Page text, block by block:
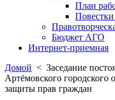
План
Повестки
Бюджет АГО
Интернет-приемная
Домой < Заседание
Артёмовского городского
защиты прав граждан